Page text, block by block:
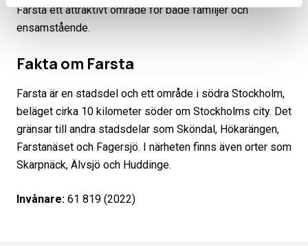
Farsta ett attraktivt område för både familjer och
ensamstående.
Fakta om Farsta
Farsta är en stadsdel och ett område i södra Stockholm,
beläget cirka 10 kilometer söder om Stockholms city. Det
gränsar till andra stadsdelar som Sköndal, Hökarängen,
Farstanäset och Fagersjö. I närheten finns även orter som
Skarpnäck, Älvsjö och Huddinge.
Invånare: 61 819 (2022)